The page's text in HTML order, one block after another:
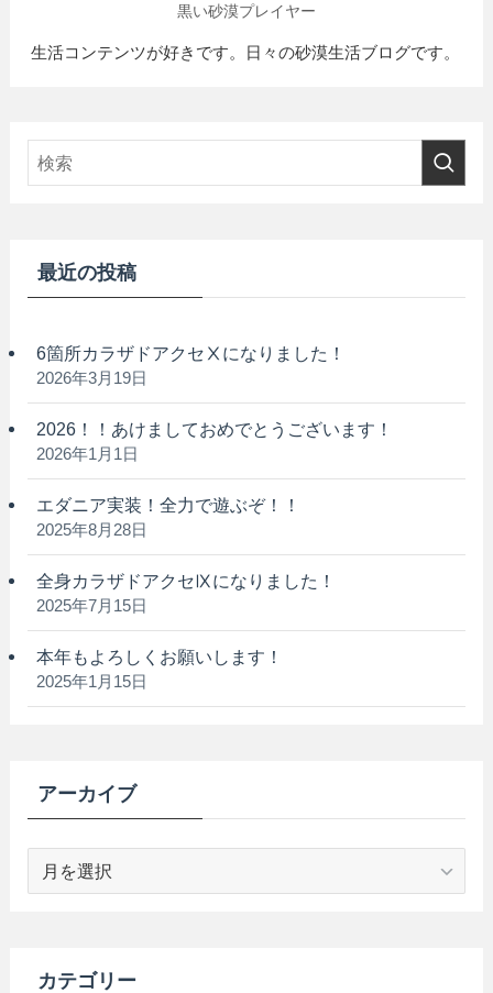
黒い砂漠プレイヤー
生活コンテンツが好きです。日々の砂漠生活ブログです。
最近の投稿
6箇所カラザドアクセⅩになりました！
2026年3月19日
2026！！あけましておめでとうございます！
2026年1月1日
エダニア実装！全力で遊ぶぞ！！
2025年8月28日
全身カラザドアクセⅨになりました！
2025年7月15日
本年もよろしくお願いします！
2025年1月15日
アーカイブ
カテゴリー